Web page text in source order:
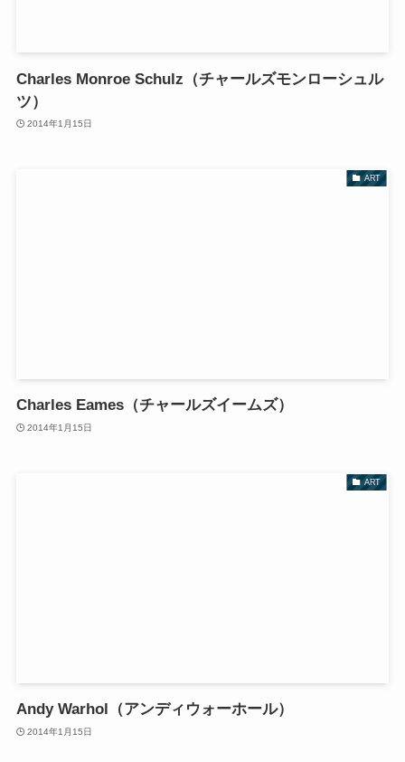
Charles Monroe Schulz（チャールズモンローシュル
ツ）
2014年1月15日
ART
Charles Eames（チャールズイームズ）
2014年1月15日
ART
Andy Warhol（アンディウォーホール）
2014年1月15日